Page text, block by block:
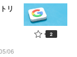
リ
06
2